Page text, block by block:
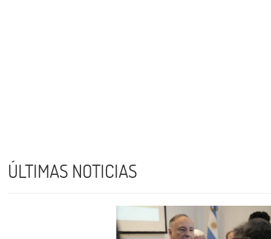
ÚLTIMAS NOTICIAS